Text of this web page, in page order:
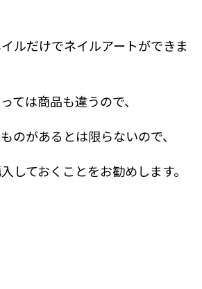
ルだけでネイルアートができま
ては商品も違うので、
のがあるとは限らないので、
しておくことをお勧めします。